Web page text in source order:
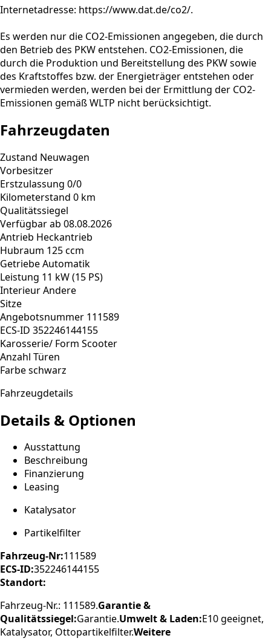
Internetadresse: https://www.dat.de/co2/.
Es werden nur die CO2-Emissionen angegeben, die durch
den Betrieb des PKW entstehen. CO2-Emissionen, die
durch die Produktion und Bereitstellung des PKW sowie
des Kraftstoffes bzw. der Energieträger entstehen oder
vermieden werden, werden bei der Ermittlung der CO2-
Emissionen gemäß WLTP nicht berücksichtigt.
Fahrzeugdaten
Zustand Neuwagen
Vorbesitzer
Erstzulassung 0/0
Kilometerstand 0 km
Qualitätssiegel
Verfügbar ab 08.08.2026
Antrieb Heckantrieb
Hubraum 125 ccm
GetriebeAutomatik
Leistung 11 kW (15 PS)
InterieurAndere
Sitze
Angebotsnummer 111589
ECS-ID 352246144155
Karosserie/ Form Scooter
Anzahl Türen
Farbeschwarz
Fahrzeugdetails
Details & Optionen
Ausstattung
Beschreibung
Finanzierung
Leasing
Katalysator
Partikelfilter
Fahrzeug-Nr:111589
ECS-ID:352246144155
Standort:
Fahrzeug-Nr.: 111589.Garantie &
Qualitätssiegel:Garantie.Umwelt & Laden:E10 geeignet,
Katalysator, Ottopartikelfilter.Weitere